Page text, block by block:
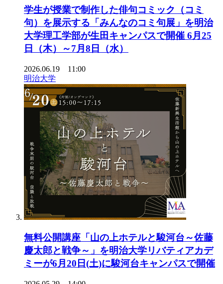
学生が授業で制作した俳句コミック（コミ
句）を展示する「みんなのコミ句展」を明治
大学理工学部が生田キャンパスで開催 6月25
日（木）～7月8日（水）
2026.06.19 11:00
明治大学
無料公開講座「山の上ホテルと駿河台～佐藤
慶太郎と戦争～」を明治大学リバティアカデ
ミーが6月20日(土)に駿河台キャンパスで開催